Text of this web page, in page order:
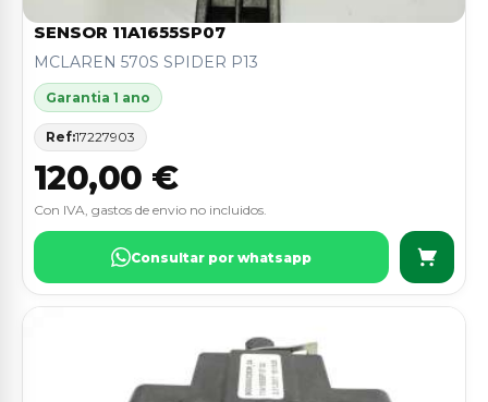
SENSOR 11A1655SP07
MCLAREN 570S SPIDER P13
Garantia 1 ano
Ref:17227903
120,00 €
Con IVA, gastos de envio no incluidos.
Consultar por whatsapp